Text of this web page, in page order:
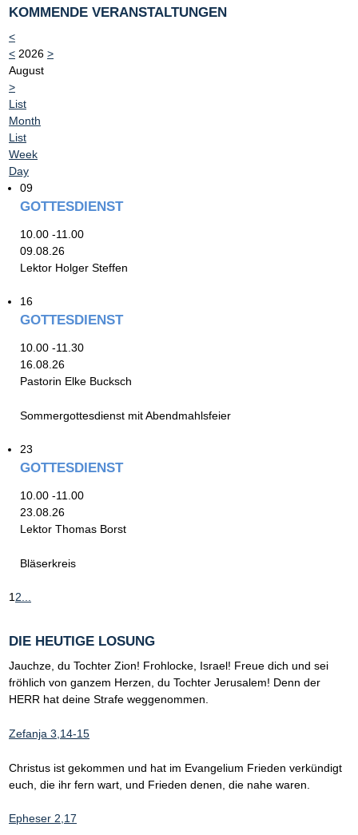
KOMMENDE VERANSTALTUNGEN
<
< 2026 >
August
>
List
Month
List
Week
Day
09
GOTTESDIENST
10.00 -11.00
09.08.26
Lektor Holger Steffen
16
GOTTESDIENST
10.00 -11.30
16.08.26
Pastorin Elke Bucksch
Sommergottesdienst mit Abendmahlsfeier
23
GOTTESDIENST
10.00 -11.00
23.08.26
Lektor Thomas Borst
Bläserkreis
12...
DIE HEUTIGE LOSUNG
Jauchze, du Tochter Zion! Frohlocke, Israel! Freue dich und sei
fröhlich von ganzem Herzen, du Tochter Jerusalem! Denn der
HERR hat deine Strafe weggenommen.
Zefanja 3,14-15
Christus ist gekommen und hat im Evangelium Frieden verkündigt
euch, die ihr fern wart, und Frieden denen, die nahe waren.
Epheser 2,17